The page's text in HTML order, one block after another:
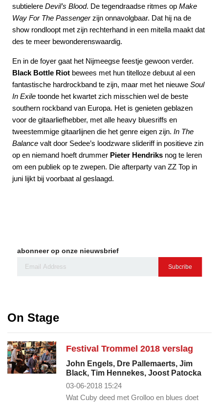
subtielere Devil’s Blood. De tegendraadse ritmes op Make
Way For The Passengerzijn onnavolgbaar. Dat hij na de
show rondloopt met zijn rechterhand in een mitella maakt dat
des te meer bewonderenswaardig.
En in de foyer gaat het Nijmeegse feestje gewoon verder.
Black Bottle Riot bewees met hun titelloze debuut al een
fantastische hardrockband te zijn, maar met het nieuwe Soul
In Exile toonde het kwartet zich misschien wel de beste
southern rockband van Europa. Het is genieten geblazen
voor de gitaarliefhebber, met alle heavy bluesriffs en
tweestemmige gitaarlijnen die het genre eigen zijn. In The
Balance valt door Sedee’s loodzware slideriff in positieve zin
op en niemand hoeft drummer Pieter Hendriks nog te leren
om een publiek op te zwepen. Die afterparty van ZZ Top in
juni lijkt bij voorbaat al geslaagd.
abonneer op onze nieuwsbrief
Subcribe
On Stage
Festival Trommel 2018 verslag
John Engels, Dre Pallemaerts, Jim
Black, Tim Hennekes, Joost Patocka
03-06-2018 15:24
Wat Cuby deed met Grolloo en blues doet